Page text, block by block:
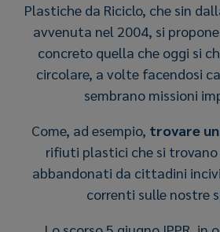
Plastiche da Riciclo, che sin
avvenuta nel 2004, si
concreto quella che oggi si
circolare, a volte facendosi
sembrano missioni
Come, ad esempio, trovare
rifiuti plastici che si
abbandonati da cittadini
correnti sulle nostre